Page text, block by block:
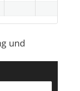
und